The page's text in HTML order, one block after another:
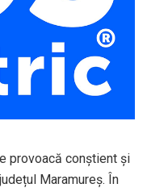
provoacă conștient și
Maramureș. În